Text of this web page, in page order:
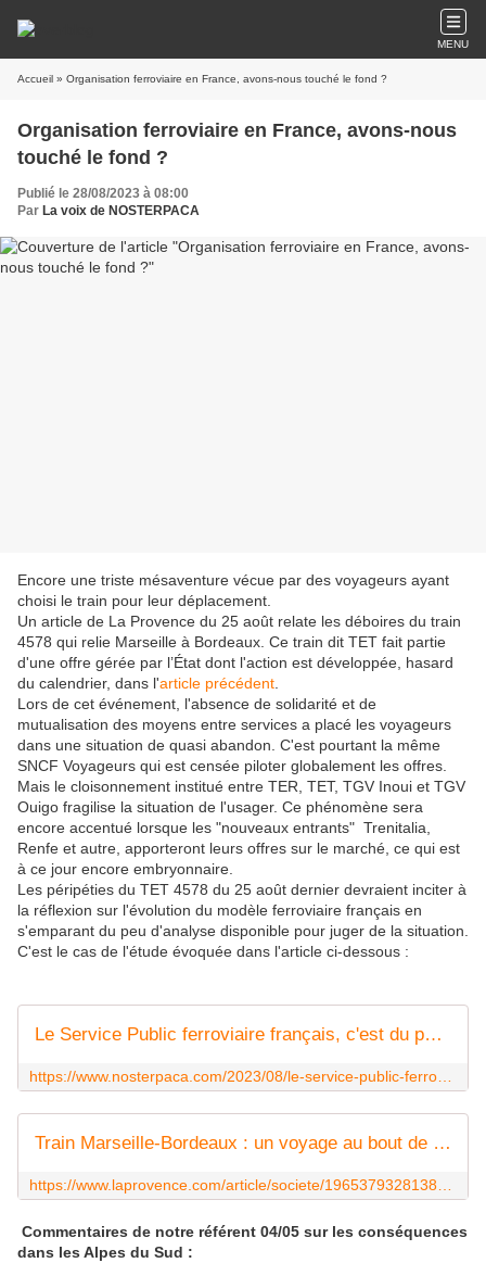
MENU
Accueil » Organisation ferroviaire en France, avons-nous touché le fond ?
Organisation ferroviaire en France, avons-nous
touché le fond ?
Publié le 28/08/2023 à 08:00
Par La voix de NOSTERPACA
Encore une triste mésaventure vécue par des voyageurs ayant
choisi le train pour leur déplacement.
Un article de La Provence du 25 août relate les déboires du train
4578 qui relie Marseille à Bordeaux. Ce train dit TET fait partie
d'une offre gérée par l’État dont l'action est développée, hasard
du calendrier, dans l'article précédent
Lors de cet événement, l'absence de solidarité et de
mutualisation des moyens entre services a placé les voyageurs
dans une situation de quasi abandon. C'est pourtant la même
SNCF Voyageurs qui est censée piloter globalement les offres.
Mais le cloisonnement institué entre TER, TET, TGV Inoui et TGV
Ouigo fragilise la situation de l'usager. Ce phénomène sera
encore accentué lorsque les "nouveaux entrants" Trenitalia,
Renfe et autre, apporteront leurs offres sur le marché, ce qui est
à ce jour encore embryonnaire.
Les péripéties du TET 4578 du 25 août dernier devraient inciter à
la réflexion sur l'évolution du modèle ferroviaire français en
s'emparant du peu d'analyse disponible pour juger de la situation.
C'est le cas de l'étude évoquée dans l'article ci-dessous :
Le Service Public ferroviaire français, c'est du passé - LA VOIX DE NOSTERPACA
Train Marseille-Bordeaux : un voyage au bout de l'enfer pour des centaines de passagers ce jeudi
Commentaires de notre référent 04/05 sur les conséquences
dans les Alpes du Sud :